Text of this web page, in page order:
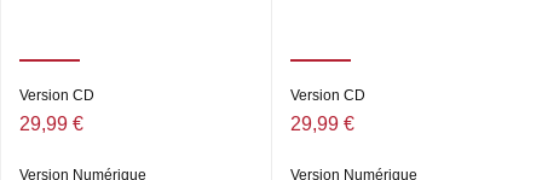
Version CD
29,99 €
Version Numérique
Version CD
29,99 €
Version Numérique